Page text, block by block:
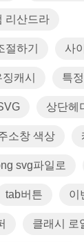
리산드라
절하기 사
캐시 특
상단헤
소창 색상
svg파일로
tab버튼 이
클래시 로